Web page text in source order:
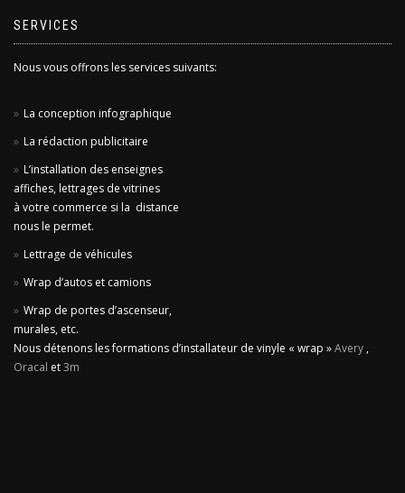
SERVICES
Nous vous offrons les services suivants:
La conception infographique
La rédaction publicitaire
L’installation des enseignes
affiches, lettrages de vitrines
à votre commerce si la distance
nous le permet.
Lettrage de véhicules
Wrap d’autos et camions
Wrap de portes d’ascenseur,
murales, etc.
Nous détenons les formations d’installateur de vinyle « wrap »Avery ,
Oracal et3m